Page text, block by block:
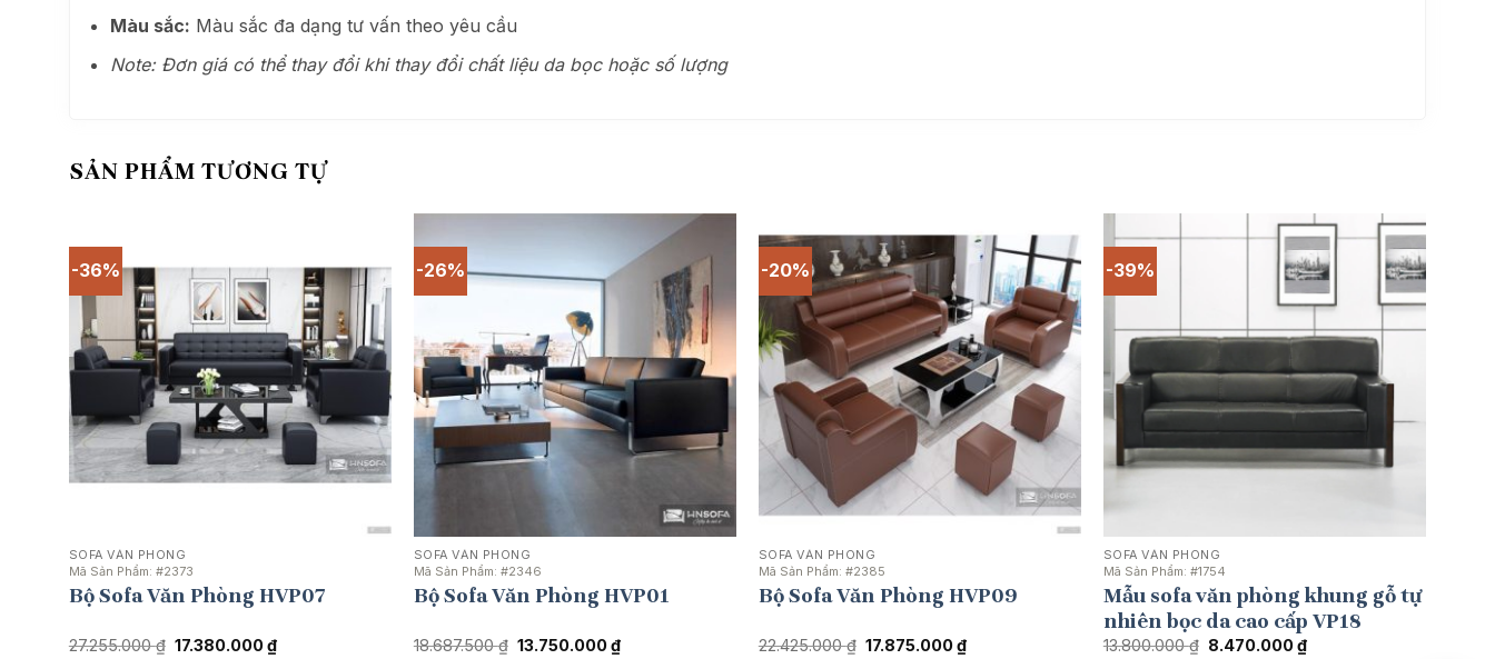
Màu sắc: Màu sắc đa dạng tư vấn theo yêu cầu
Note: Đơn giá có thể thay đổi khi thay đổi chất liệu da bọc hoặc số lượng
SẢN PHẨM TƯƠNG TỰ
-36%
SOFA VĂN PHÒNG
Mã Sản Phẩm: #2373
Bộ Sofa Văn Phòng HVP07
27.255.000₫ Giá
17.380.000₫Giá
-26%
SOFA VĂN PHÒNG
Mã Sản Phẩm: #2346
Bộ Sofa Văn Phòng HVP01
18.687.500₫ Giá
13.750.000₫Giá
-20%
SOFA VĂN PHÒNG
Mã Sản Phẩm: #2385
Bộ Sofa Văn Phòng HVP09
22.425.000₫ Giá
17.875.000₫Giá
-39%
SOFA VĂN PHÒNG
Mã Sản Phẩm: #1754
Mẫu sofa văn phòng khung gỗ tự
nhiên bọc da cao cấp VP18
13.800.000₫ Giá
8.470.000₫Giá